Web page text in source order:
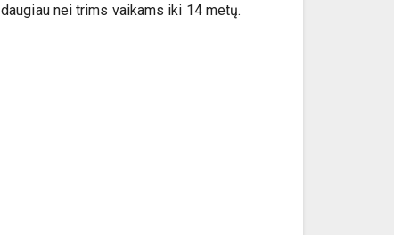
nei trims vaikams iki 14 metų.